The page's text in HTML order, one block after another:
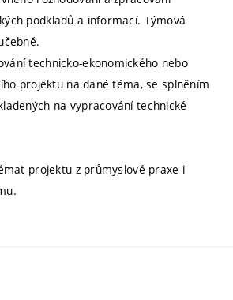
podkladů a informací. Týmová
technicko-ekonomického nebo
projektu na dané téma, se splněním
na vypracování technické
projektu z průmyslové praxe i